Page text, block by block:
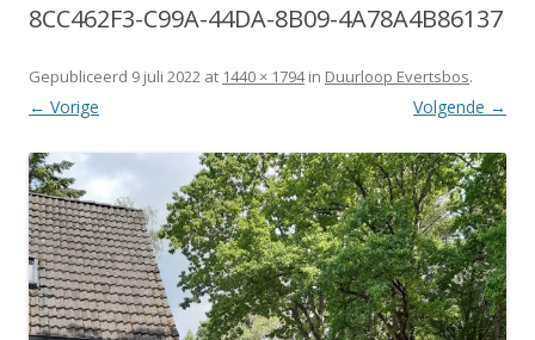
8CC462F3-C99A-44DA-8B09-4A78A4B86137
Gepubliceerd 9 juli 2022 at 1440 × 1794in Duurloop Evertsbos.
← Vorige Volgende →